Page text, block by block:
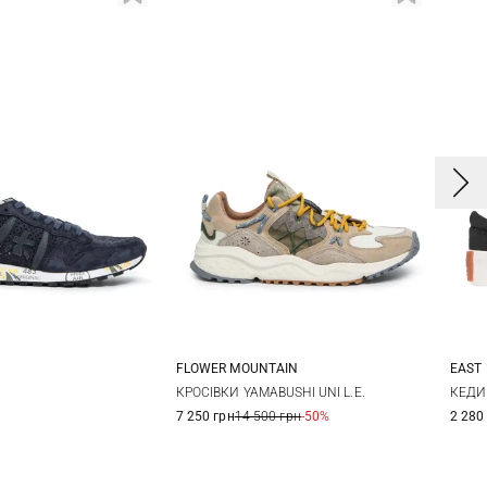
40 41 42
FLOWER MOUNTAIN
КРОСІВКИ YAMABUSHI UNI L.E.
7 250 грн14 500 грн-50%
EAST
КЕДИ
2 280